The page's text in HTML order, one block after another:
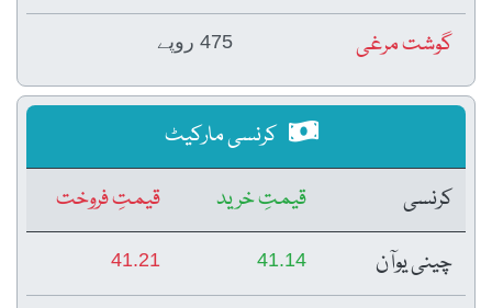
گوشت مرغی 475 روپے
کرنسی مارکیٹ
کرنسی
قیمتِ خرید
قیمتِ فروخت
چینی یوآن
41.14
41.21